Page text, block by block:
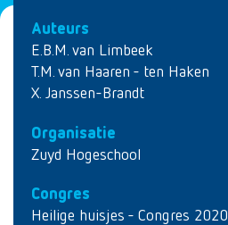
Auteurs
E.B.M. van Limbeek
T.M. van Haaren - ten Haken
X. Janssen-Brandt
Organisatie
Zuyd Hogeschool
Congres
Heilige huisjes - Congres 2020